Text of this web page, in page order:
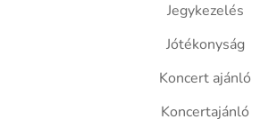
Jegykezelés
Jótékonyság
Koncert ajánló
Koncertajánló